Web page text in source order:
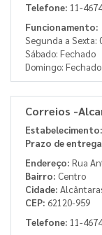
Telefone: 11-
Funcionamento:
Segunda a Sexta:
Sábado: Fechado
Domingo: Fechado
Correios -
Estabelecimento:
Prazo de
Endereço: Rua
Bairro: Centro
Cidade:
CEP: 62120-959
Telefone: 11-